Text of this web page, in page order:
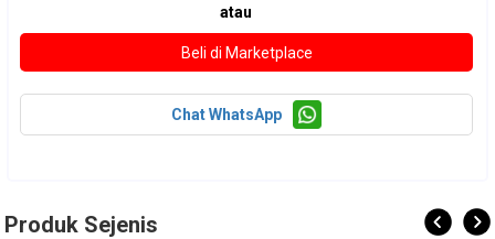
atau
Chat WhatsApp
Produk Sejenis